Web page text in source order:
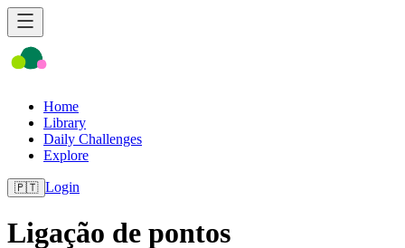
Home
Library
Daily Challenges
Explore
🇵🇹 Login
Ligação de pontos